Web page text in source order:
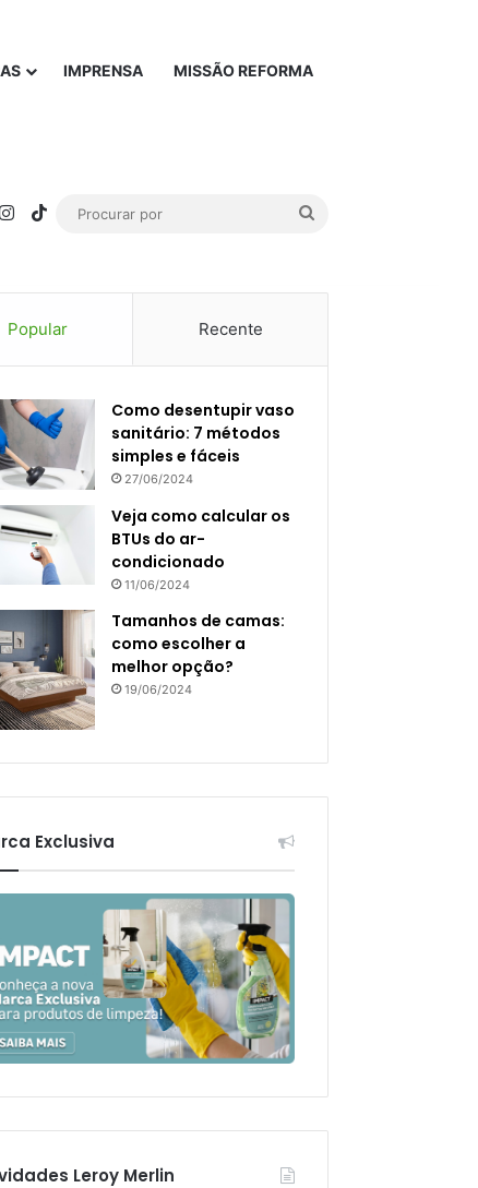
IMPRENSA MISSÃO REFORMA
Instagram
TikTok
Popular Recente
Como desentupir vaso
sanitário: 7 métodos
simples e fáceis
27/06/2024
Veja como calcular os
BTUs do ar-
condicionado
11/06/2024
Tamanhos de camas:
como escolher a
melhor opção?
19/06/2024
Exclusiva
Leroy Merlin